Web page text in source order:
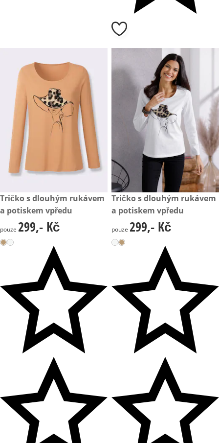
299,- Kč
Tričko s dlouhým rukávem
a potiskem vpředu
299,- Kč
pouze 299,- Kč
299,- Kč
Tričko s dlouhým rukávem
a potiskem vpředu
299,- Kč
pouze 299,- Kč